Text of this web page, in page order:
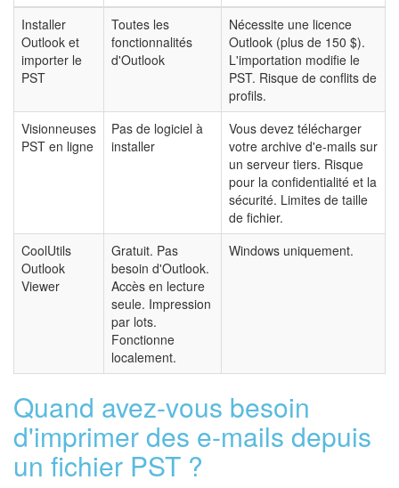
Installer
Outlook et
importer le
PST
Toutes les
fonctionnalités
d'Outlook
Nécessite une licence
Outlook (plus de 150 $).
L'importation modifie le
PST. Risque de conflits de
profils.
Visionneuses
PST en ligne
Pas de logiciel à
installer
Vous devez télécharger
votre archive d'e-mails sur
un serveur tiers. Risque
pour la confidentialité et la
sécurité. Limites de taille
de fichier.
CoolUtils
Outlook
Viewer
Gratuit. Pas
besoin d'Outlook.
Accès en lecture
seule. Impression
par lots.
Fonctionne
localement.
Windows uniquement.
Quand avez-vous besoin
d'imprimer des e-mails depuis
un fichier PST ?